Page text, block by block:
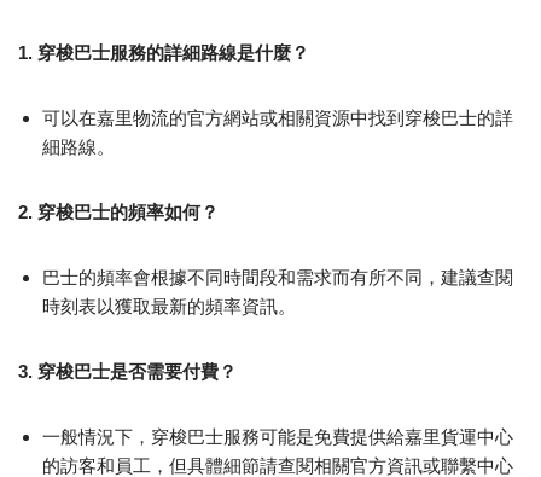
1. 穿梭巴士服務的詳細路線是什麼？
可以在嘉里物流的官方網站或相關資源中找到穿梭巴士的詳
細路線。
2. 穿梭巴士的頻率如何？
巴士的頻率會根據不同時間段和需求而有所不同，建議查閱
時刻表以獲取最新的頻率資訊。
3. 穿梭巴士是否需要付費？
一般情況下，穿梭巴士服務可能是免費提供給嘉里貨運中心
的訪客和員工，但具體細節請查閱相關官方資訊或聯繫中心